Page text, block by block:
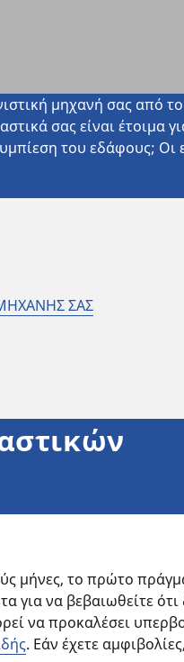
μηχανή σας από
σας είναι έτοιμα
του εδάφους; Οι
ΣΑΣ
μήνες, το πρώτο
για να βεβαιωθείτε
να προκαλέσει
. Εάν έχετε